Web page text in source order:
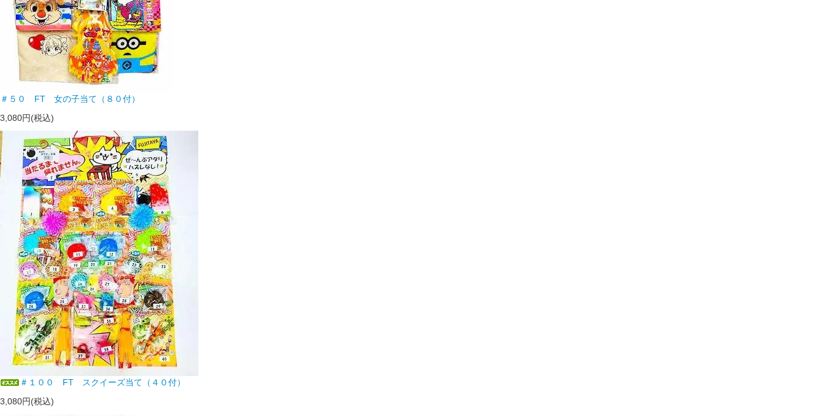
＃５０ FT 女の子当て（８０付）
3,080円(税込)
＃１００ FT スクイーズ当て（４０付）
3,080円(税込)